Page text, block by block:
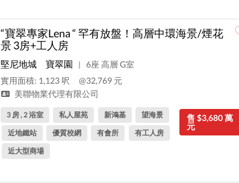
“寶翠專家Lena “ 罕有放盤！高層中環海景/煙花
景 3房+工人房
堅尼地城 寶翠園 |
6座 高層 G室
實用面積: 1,123 呎
@32,769 元
美聯物業代理有限公司
售 $3,680 萬
元
3 房 , 2 浴室 私人屋苑 新鴻基
望海景
近地鐵站
優質校網 有會所
有工人房
近大型商場